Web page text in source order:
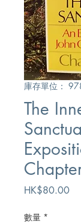
庫存單位：
The
HK$80.00價
數量 *